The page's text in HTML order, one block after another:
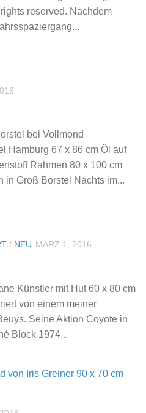
reserved. Nachdem
bei Vollmond
Hamburg 67 x 86 cm Öl auf
Rahmen 80 x 100 cm
in Groß Borstel Nachts im...
/ NEU MÄRZ 1, 2016
Künstler mit Hut 60 x 80 cm
von einem meiner
Seine Aktion Coyote in
Block 1974...